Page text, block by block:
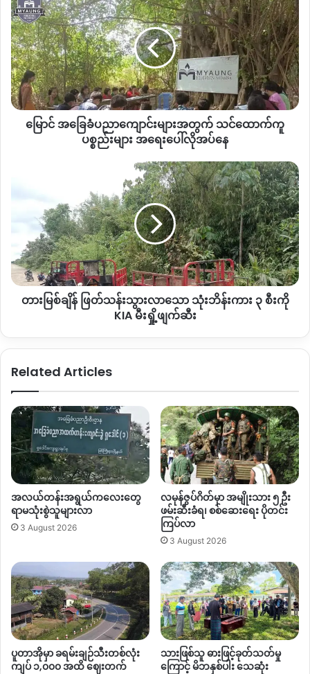
“နောက်ပြီးဒီအင်းတော်ဘက်မှာ ထွက်ပြေးသွားတဲ့စစ်သားတွေလည်း
အများကြီးရှိတယ် ဟိုတစ်နေ့ အင်းတော်မှာ မိုင်းမဆွဲခင်အလိုတုန်း
ကဆိုရင် ပိန္နဲ ကုန်းရွာမှ တပ်စွဲထားတဲ့ စစ်သားတွေထဲက လေး
ယောက် ထွက်ပြေးသွားတယ် ဘယ်သူတွေထွက်ပြေးတယ်ဆိုတာကို
တော့ စုံစမ်းနေဆဲပဲ ပြေးသွားတာကတော့ သေချာတယ် အဲ့လိုမျိုး
ပြေးတာတွေက ခဏခဏ ကြားနေရတယ်ဗျ ဒီအင်းတော်နယ်မှာက
အရင်လတွေကလည်း ထွက်ပြေးတာရှိတယ်” ဟု သူကပြောသည်။
အချိန်ထိ CDM ဝင်လာသည့် ဌာနဆိုင်ရာ ဝန်ထမ်းပေါင်း ၁၄၀၀၀
နီးပါး အထိရှိပြီဖြစ်ပြီး ယင်းတွင် CDM အများဆုံး ဝင်လာသည့်
ပညာရေး ၁၀၀၀ ကျော်၊ ကျန်းမာရေးဝန်ထမ်း ၁၀၀ဦး နီးပါး နှင့်
မီးရထားဝန်ထမ်း တစ်ရာကျော်ပါဝင်ပြီး အခြားဌာနဆိုင်ရာဝန်ထမ်း
များလည်းပါဝင်ကြောင်း သိရသည်။
Copy URL
အခြေခံပညာ
ကျောင်း
များ
အတွက်
သင်
ထောက်
ကူ
ပစ္စည်း
များ
အရေး
မြောင် အခြေခံပညာကျောင်းများအတွက် သင်ထောက်ကူ
ပစ္စည်းများ အရေးပေါ်လိုအပ်နေ
ဘိန်း
ကား
၃
တားမြစ်ချိန် ဖြတ်သန်းသွားလာသော သုံးဘိန်းကား ၃ စီးကို
KIA မီးရှို့ဖျက်ဆီး
Related Articles
အလယ်တန်းအရွယ်ကလေးတွေ
ရာမသုံးစွဲသူများလာ
3 August 2026
လမုန်ဇွပ်ဂိတ်မှာ အမျိုးသား ၅ ဦး
ဖမ်းဆီးခံရ၊ စစ်ဆေးရေး ပိုတင်း
ကြပ်လာ
3 August 2026
ပူတာအိုမှာ ခရမ်းချဉ်သီးတစ်လုံး
ကျပ် ၁,၀၀၀ အထိ ဈေးတက်
သားဖြစ်သူ ဓားဖြင့်ခုတ်သတ်မှု
ကြောင့် မိဘနှစ်ပါး သေဆုံး